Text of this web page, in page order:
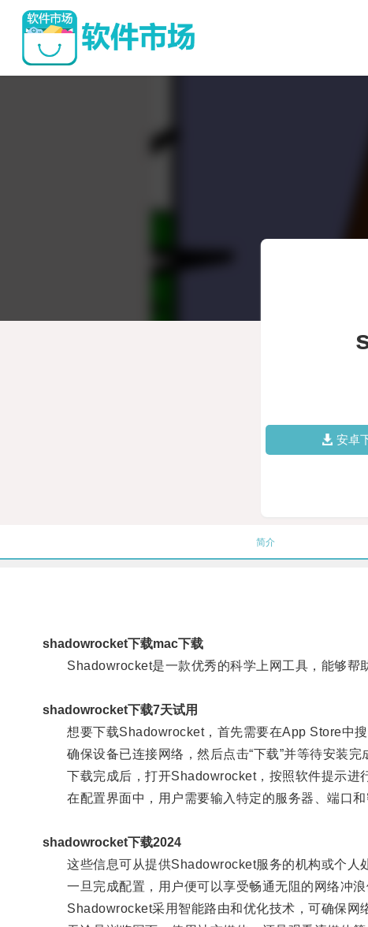
安卓
简介
shadowrocket下载mac下载
Shadowrocket是一款优秀的科学上网工具，能够帮
shadowrocket下载7天试用
想要下载Shadowrocket，首先需要在App Store中搜
确保设备已连接网络，然后点击“下载”并等待安装完
下载完成后，打开Shadowrocket，按照软件提示进行
在配置界面中，用户需要输入特定的服务器、端口和
shadowrocket下载2024
这些信息可从提供Shadowrocket服务的机构或个人处
一旦完成配置，用户便可以享受畅通无阻的网络冲浪
Shadowrocket采用智能路由和优化技术，可确保网络